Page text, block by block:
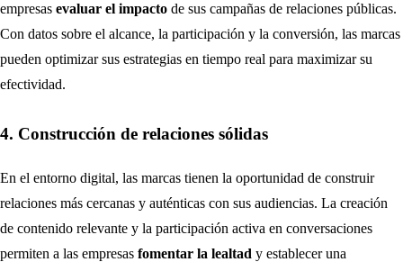
empresas evaluar el impacto de sus campañas de relaciones públicas.
Con datos sobre el alcance, la participación y la conversión, las marcas
pueden optimizar sus estrategias en tiempo real para maximizar su
efectividad.
4. Construcción de relaciones sólidas
En el entorno digital, las marcas tienen la oportunidad de construir
relaciones más cercanas y auténticas con sus audiencias. La creación
de contenido relevante y la participación activa en conversaciones
permiten a las empresas fomentar la lealtad y establecer una